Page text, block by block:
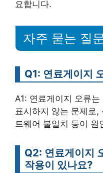
요합니다.
자주 묻는 질
Q1: 연료게이지
A1: 연료게이지 오류
표시하지 않는 문제로,
트웨어 불일치 등이 원
Q2: 연료게이지
작용이 있나요?